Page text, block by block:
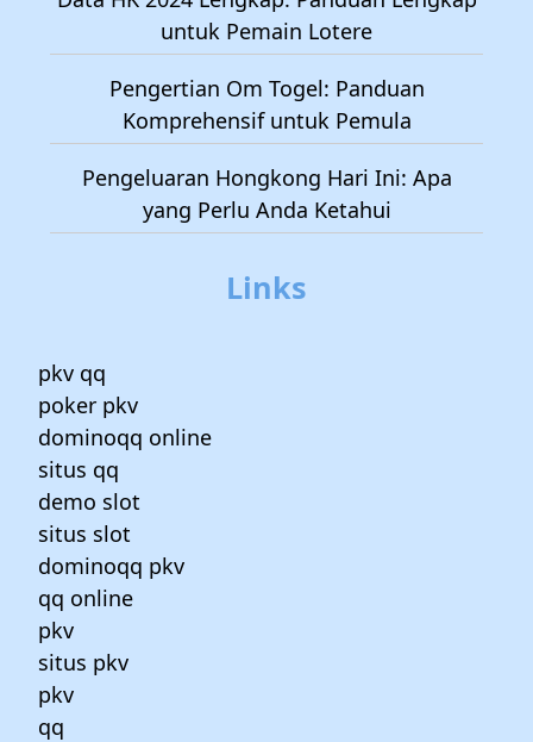
untuk Pemain Lotere
Pengertian Om Togel: Panduan
Komprehensif untuk Pemula
Pengeluaran Hongkong Hari Ini: Apa
yang Perlu Anda Ketahui
Links
pkv qq
poker pkv
dominoqq online
situs qq
demo slot
situs slot
dominoqq pkv
qq online
pkv
situs pkv
pkv
qq